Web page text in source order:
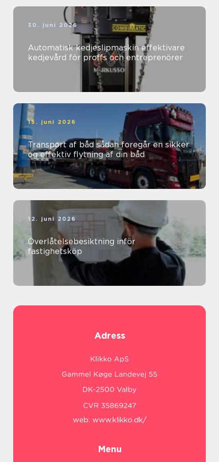
30. juni 2026
Automatisk kedjeslipmaskin effektivare
kedjevård för proffs och entreprenörer
15. juni 2026
Transport af båd sådan foregår en sikker
og effektiv flytning af din båd
12. juni 2026
Överlåtelsebesiktning inför
fastighetsköp
Adress
web: www.klikko.dk/
Menu